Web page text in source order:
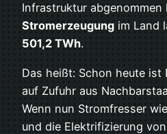
Infrastruktur abgenommen
Stromerzeugung im Land
501,2 TWh.
Das heißt: Schon heute ist
auf Zufuhr aus
Wenn nun Stromfresser
und die Elektrifizierung